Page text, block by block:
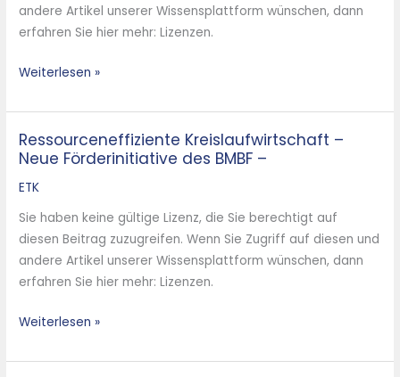
andere Artikel unserer Wissensplattform wünschen, dann
erfahren Sie hier mehr: Lizenzen.
Stand
Weiterlesen »
Ressourceneffiziente Kreislaufwirtschaft –
Neue Förderinitiative des BMBF –
ETK
Sie haben keine gültige Lizenz, die Sie berechtigt auf
diesen Beitrag zuzugreifen. Wenn Sie Zugriff auf diesen und
andere Artikel unserer Wissensplattform wünschen, dann
erfahren Sie hier mehr: Lizenzen.
Ressourceneffiziente
Kreislaufwirtschaft
–
Förderinitiative
des
BMBF
–
Weiterlesen »